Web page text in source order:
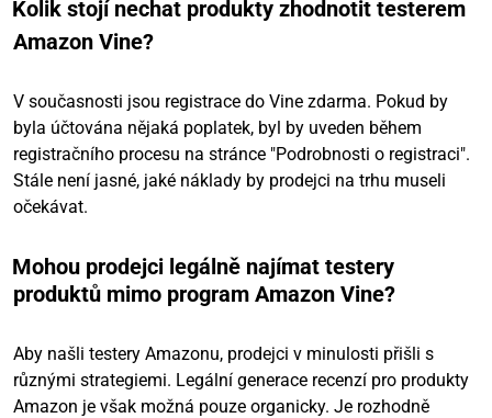
Kolik stojí nechat produkty zhodnotit testerem
Amazon Vine?
V současnosti jsou registrace do Vine zdarma. Pokud by
byla účtována nějaká poplatek, byl by uveden během
registračního procesu na stránce "Podrobnosti o registraci".
Stále není jasné, jaké náklady by prodejci na trhu museli
očekávat.
Mohou prodejci legálně najímat testery
produktů mimo program Amazon Vine?
Aby našli testery Amazonu, prodejci v minulosti přišli s
různými strategiemi. Legální generace recenzí pro produkty
Amazon je však možná pouze organicky. Je rozhodně